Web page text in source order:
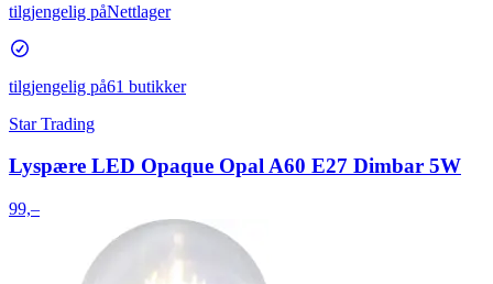
tilgjengelig påNettlager
tilgjengelig på61 butikker
Star Trading
Lyspære LED Opaque Opal A60 E27 Dimbar 5W
99,–